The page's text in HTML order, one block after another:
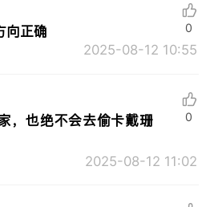
向正确
2025-08-12 10:55
0
，也绝不会去偷卡戴珊
2025-08-12 11:02
0